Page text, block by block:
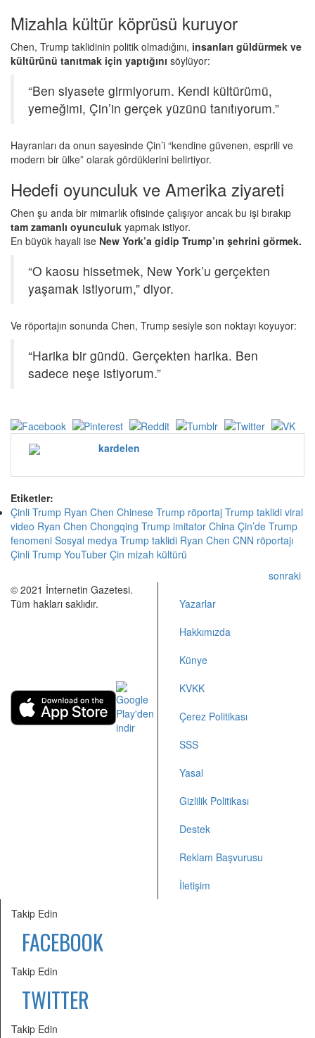
Mizahla kültür köprüsü kuruyor
Chen, Trump taklidinin politik olmadığını, insanları güldürmek ve
kültürünü tanıtmak için yaptığını söylüyor:
“Ben siyasete girmiyorum. Kendi kültürümü,
yemeğimi, Çin’in gerçek yüzünü tanıtıyorum.”
Hayranları da onun sayesinde Çin’i “kendine güvenen, esprili ve
modern bir ülke” olarak gördüklerini belirtiyor.
Hedefi oyunculuk ve Amerika ziyareti
Chen şu anda bir mimarlık ofisinde çalışıyor ancak bu işi bırakıp
tam zamanlı oyunculuk yapmak istiyor.
En büyük hayali ise New York’a gidip Trump’ın şehrini görmek.
“O kaosu hissetmek, New York’u gerçekten
yaşamak istiyorum,” diyor.
Ve röportajın sonunda Chen, Trump sesiyle son noktayı koyuyor:
“Harika bir gündü. Gerçekten harika. Ben
sadece neşe istiyorum.”
kardelen
Etiketler:
Çinli Trump Ryan Chen Chinese Trump röportaj Trump taklidi viral
video Ryan Chen Chongqing Trump imitator China Çin’de Trump
fenomeni Sosyal medya Trump taklidi Ryan Chen CNN röportajı
Çinli Trump YouTuber Çin mizah kültürü
sonraki
© 2021 İnternetin Gazetesi.
Tüm hakları saklıdır.
Yazarlar
Hakkımızda
Künye
KVKK
Çerez Politikası
SSS
Yasal
Gizlilik Politikası
Destek
Reklam Başvurusu
İletişim
Takip Edin
FACEBOOK
Takip Edin
TWITTER
Takip Edin